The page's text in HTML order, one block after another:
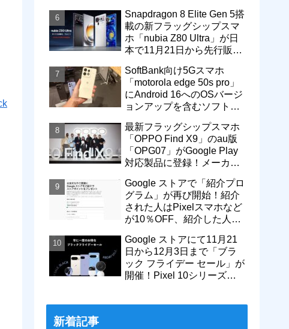
Snapdragon 8 Elite Gen 5搭
載の新フラッグシップスマ
ホ「nubia Z80 Ultra」が日
本で11月21日から先行販
SoftBank向け5Gスマホ
「motorola edge 50s pro」
にAndroid 16へのOSバージ
ョンアップを含むソフトウ
最新フラッグシップスマホ
「OPPO Find X9」のau版
「OPG07」がGoogle Play
対応製品に登録！メーカー
売へ
Google ストアで「紹介プロ
グラム」が再び開始！紹介
された人はPixelスマホなど
が10％OFF、紹介した人は
ト付与
Google ストアにて11月21
日から12月3日まで「ブラ
ック フライデー セール」が
開催！Pixel 10シリーズや
新着記事